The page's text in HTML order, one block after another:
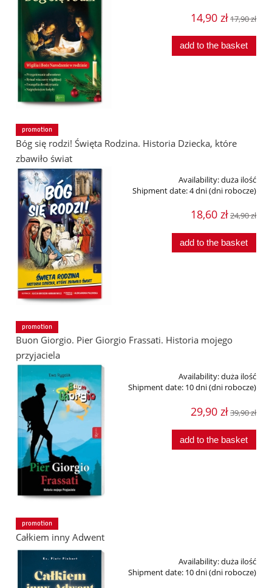
14,90 zł17,90 zł
add to the basket
Bóg się rodzi! Święta Rodzina. Historia Dziecka, które
zbawiło świat
Availability:duża ilość
Shipment date:4 dni (dni robocze)
18,60 zł24,90 zł
add to the basket
promotion
Buon Giorgio. Pier Giorgio Frassati. Historia mojego
przyjaciela
Availability:duża ilość
Shipment date: 10 dni (dni robocze)
29,90 zł39,90 zł
add to the basket
promotion
Całkiem inny Adwent
Availability:duża ilość
Shipment date: 10 dni (dni robocze)
promotion